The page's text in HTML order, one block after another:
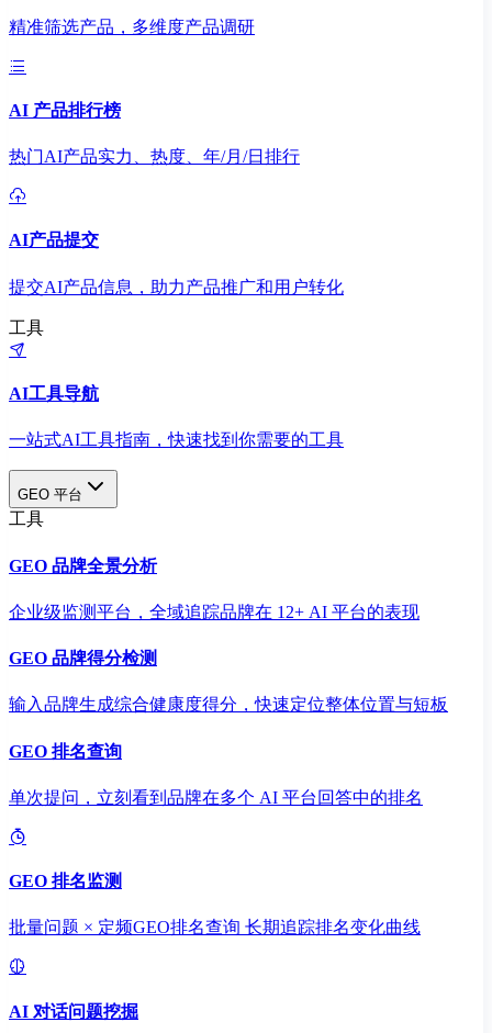
精准筛选产品，多维度产品调研
AI 产品排行榜
热门AI产品实力、热度、年/月/日排行
AI产品提交
提交AI产品信息，助力产品推广和用户转化
工具
AI工具导航
一站式AI工具指南，快速找到你需要的工具
GEO 平台
工具
GEO 品牌全景分析
企业级监测平台，全域追踪品牌在 12+ AI 平台的表现
GEO 品牌得分检测
输入品牌生成综合健康度得分，快速定位整体位置与短板
GEO 排名查询
单次提问，立刻看到品牌在多个 AI 平台回答中的排名
GEO 排名监测
批量问题 × 定频GEO排名查询 长期追踪排名变化曲线
AI 对话问题挖掘